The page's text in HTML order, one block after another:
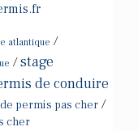
atlantique /
/stage
de conduire
permis pas cher /
cher